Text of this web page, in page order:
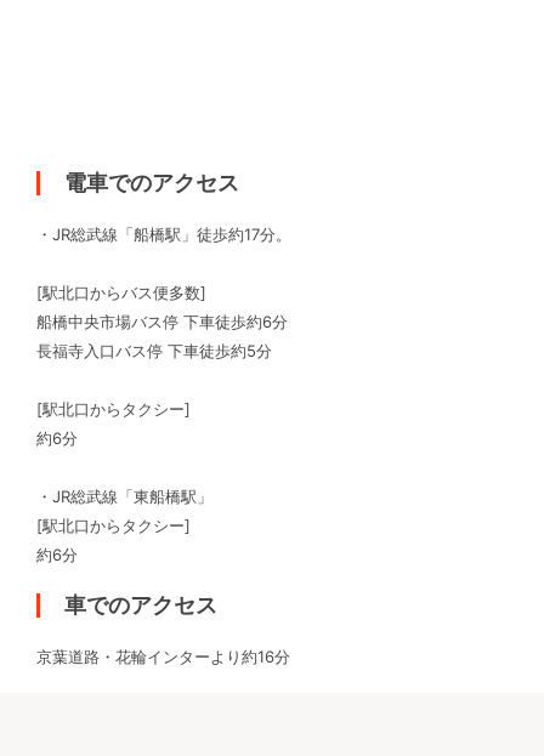
電車でのアクセス
・JR総武線「船橋駅」徒歩約17分。
[駅北口からバス便多数]
船橋中央市場バス停 下車徒歩約6分
長福寺入口バス停 下車徒歩約5分
[駅北口からタクシー]
約6分
・JR総武線「東船橋駅」
[駅北口からタクシー]
約6分
車でのアクセス
京葉道路・花輪インターより約16分